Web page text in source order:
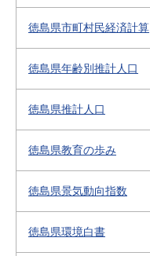
徳島県市町村民経済計算
徳島県年齢別推計人口
徳島県推計人口
徳島県教育の歩み
徳島県景気動向指数
徳島県環境白書